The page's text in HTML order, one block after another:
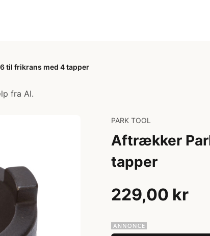
til frikrans med 4 tapper
fra AI.
PARK TOOL
Aftrækker
tapper
229,00 kr